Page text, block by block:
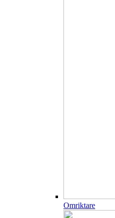
Omriktare